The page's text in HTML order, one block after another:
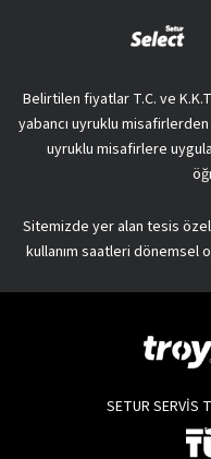
Belirtilen fiyatlar T.C. ve
yabancı uyruklu
uyruklu misafirlere
Sitemizde yer alan tesis
kullanım saatleri dönemsel
SETUR SERVİS